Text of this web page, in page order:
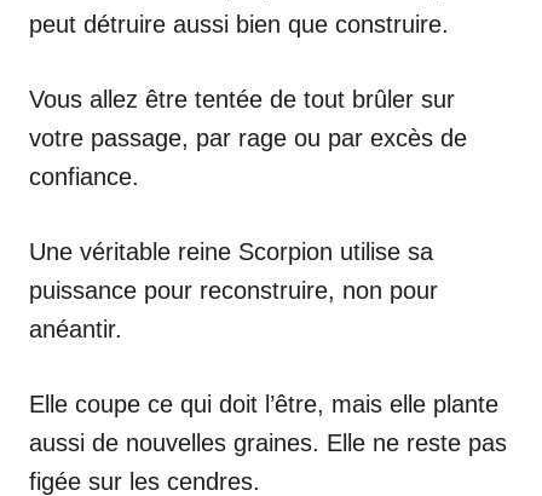
peut détruire aussi bien que construire.
Vous allez être tentée de tout brûler sur
votre passage, par rage ou par excès de
confiance.
Une véritable reine Scorpion utilise sa
puissance pour reconstruire, non pour
anéantir.
Elle coupe ce qui doit l’être, mais elle plante
aussi de nouvelles graines. Elle ne reste pas
figée sur les cendres.